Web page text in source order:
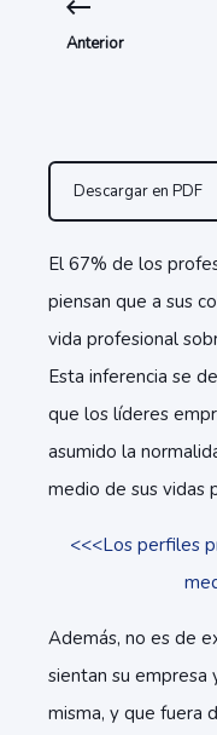
Anterior
Descargar en PDF
El 67% de los
piensan que a sus
vida profesional
Esta inferencia se
que los líderes
asumido la
medio de sus vidas
<<<Los perfiles
Además, no es de
sientan su empresa
misma, y que fuera